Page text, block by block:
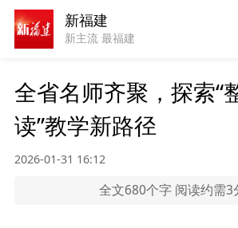
新福建
新主流 最福建
全省名师齐聚，探索“
读”教学新路径
2026-01-31 16:12
全文680个字 阅读约需3